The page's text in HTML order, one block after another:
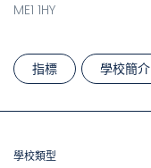
ME1 1HY
指標 學校簡介
學校類型